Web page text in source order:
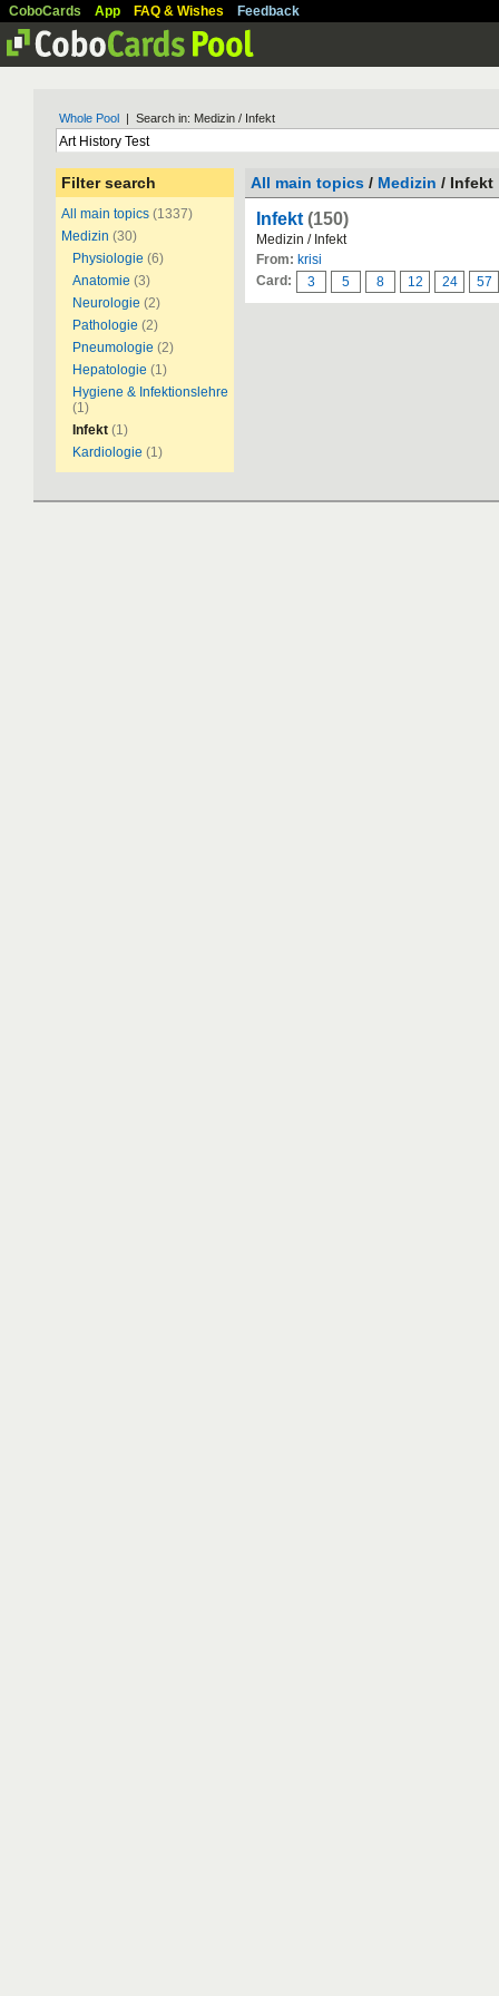
CoboCards App FAQ & Wishes Feedback
Whole Pool | Search in: Medizin / Infekt
Filter search
All main topics (1337)
Medizin (30)
Physiologie (6)
Anatomie (3)
Neurologie (2)
Pathologie (2)
Pneumologie (2)
Hepatologie (1)
Hygiene & Infektionslehre
(1)
Infekt (1)
Kardiologie (1)
All main topics / Medizin / Infekt
Infekt (150)
Medizin / Infekt
From: krisi
Card:
3 5 8 12 24 57